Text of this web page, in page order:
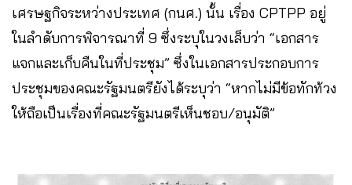
เศรษฐกิจระหว่างประเทศ (กนศ.) นั้น เรื่อง CPTPP อยู่
ในลำดับการพิจารณาที่ 9 ซึ่งระบุในวงเล็บว่า “เอกสาร
แจกและเก็บคืนในที่ประชุม” ซึ่งในเอกสารประกอบการ
ประชุมของคณะรัฐมนตรียังได้ระบุว่า “หากไม่มีข้อทักท้วง
ให้ถือเป็นเรื่องที่คณะรัฐมนตรีเห็นชอบ/อนุมัติ”